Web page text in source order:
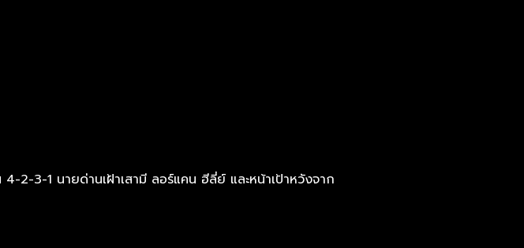
2-3-1 นายด่านเฝ้าเสามี ลอร์แคน ฮีลี่ย์ และหน้าเป้าหวังจาก